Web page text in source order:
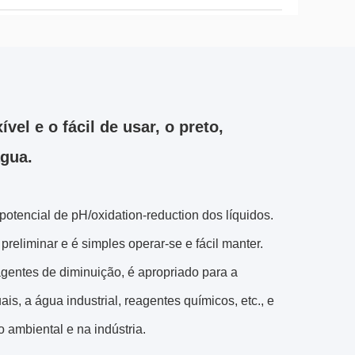
e o fácil de usar, o preto,
de pH/oxidation-reduction dos líquidos.
e é simples operar-se e fácil manter.
de diminuição, é apropriado para a
a água industrial, reagentes químicos, etc., e
ambiental e na indústria.